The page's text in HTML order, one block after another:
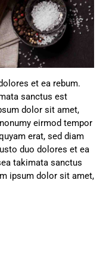
et ea rebum.
sanctus est
dolor sit amet,
eirmod tempor
erat, sed diam
duo dolores et ea
takimata sanctus
ipsum dolor sit amet,